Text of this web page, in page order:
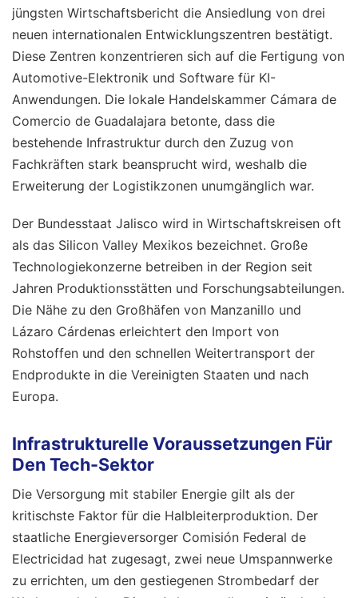
jüngsten Wirtschaftsbericht die Ansiedlung von drei
neuen internationalen Entwicklungszentren bestätigt.
Diese Zentren konzentrieren sich auf die Fertigung von
Automotive-Elektronik und Software für KI-
Anwendungen. Die lokale Handelskammer Cámara de
Comercio de Guadalajara betonte, dass die
bestehende Infrastruktur durch den Zuzug von
Fachkräften stark beansprucht wird, weshalb die
Erweiterung der Logistikzonen unumgänglich war.
Der Bundesstaat Jalisco wird in Wirtschaftskreisen oft
als das Silicon Valley Mexikos bezeichnet. Große
Technologiekonzerne betreiben in der Region seit
Jahren Produktionsstätten und Forschungsabteilungen.
Die Nähe zu den Großhäfen von Manzanillo und
Lázaro Cárdenas erleichtert den Import von
Rohstoffen und den schnellen Weitertransport der
Endprodukte in die Vereinigten Staaten und nach
Europa.
Infrastrukturelle Voraussetzungen Für
Den Tech-Sektor
Die Versorgung mit stabiler Energie gilt als der
kritischste Faktor für die Halbleiterproduktion. Der
staatliche Energieversorger Comisión Federal de
Electricidad hat zugesagt, zwei neue Umspannwerke
zu errichten, um den gestiegenen Strombedarf der